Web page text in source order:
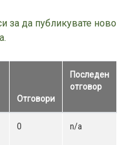
за да публикувате ново
Отговори
Последен
отговор
ascending
0 n/a